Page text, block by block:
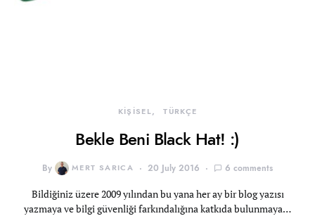
KİŞİSEL TÜRKÇE
Bekle Beni Black Hat! :)
By MERT SARICA 20 July 2016 6 comments
Bildiğiniz üzere 2009 yılından bu yana her ay bir blog yazısı
yazmaya ve bilgi güvenliği farkındalığına katkıda bulunmaya…